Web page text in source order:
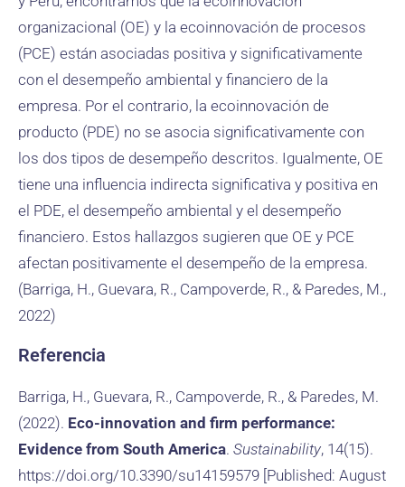
organizacional (OE) y la ecoinnovación de procesos
(PCE) están asociadas positiva y significativamente
con el desempeño ambiental y financiero de la
empresa. Por el contrario, la ecoinnovación de
producto (PDE) no se asocia significativamente con
los dos tipos de desempeño descritos. Igualmente, OE
tiene una influencia indirecta significativa y positiva en
el PDE, el desempeño ambiental y el desempeño
financiero. Estos hallazgos sugieren que OE y PCE
afectan positivamente el desempeño de la empresa.
(Barriga, H., Guevara, R., Campoverde, R., & Paredes, M.,
2022)
Referencia
Barriga, H., Guevara, R., Campoverde, R., & Paredes, M.
(2022). Eco-innovation and firm performance:
Evidence from South America. Sustainability, 14(15).
https://doi.org/10.3390/su14159579 [Published: August